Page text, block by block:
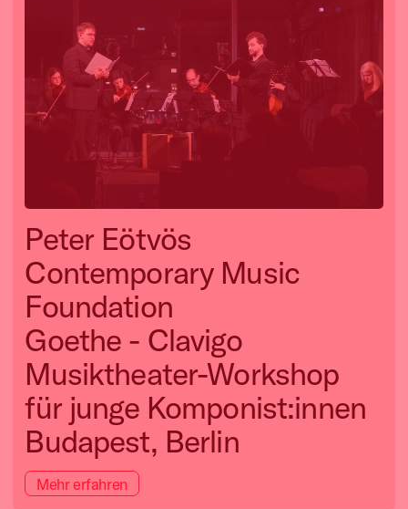
Peter Eötvös
Contemporary Music
Foundation
Goethe - Clavigo
Musiktheater-Workshop
für junge Komponist:innen
Budapest, Berlin
Mehr erfahren